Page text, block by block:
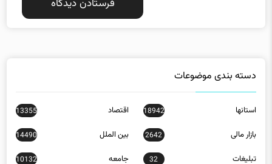
دسته بندی موضوعات
استانها 18942 اقتصاد 13355
بازار مالی 2642 بین الملل 14490
تبلیغات 32 جامعه 10132